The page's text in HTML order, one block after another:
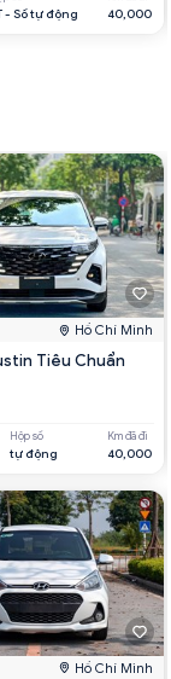
- Số tự động 40,000
Hồ Chí Minh
Tiêu Chuẩn
Hộp số
tự động
Km đã đi
40,000
Hồ Chí Minh